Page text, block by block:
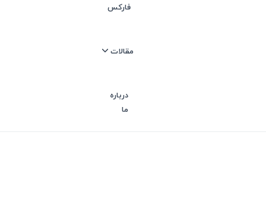
فارکس
مقالات
درباره
ما